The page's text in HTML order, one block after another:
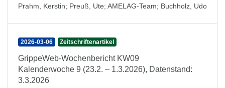
Prahm, Kerstin; Preuß, Ute; AMELAG-Team; Buchholz, Udo
2026-03-06 Zeitschriftenartikel
GrippeWeb-Wochenbericht KW09
Kalenderwoche 9 (23.2. – 1.3.2026), Datenstand:
3.3.2026